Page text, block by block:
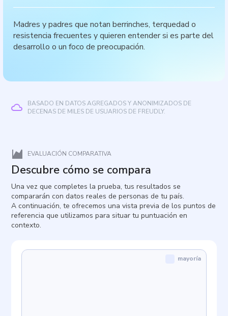
Madres y padres que notan berrinches, terquedad o
resistencia frecuentes y quieren entender si es parte del
desarrollo o un foco de preocupación.
BASADO EN DATOS AGREGADOS Y ANONIMIZADOS DE
DECENAS DE MILES DE USUARIOS DE FREUDLY.
EVALUACIÓN COMPARATIVA
Descubre cómo se compara
Una vez que completes la prueba, tus resultados se
compararán con datos reales de personas de tu país.
A continuación, te ofrecemos una vista previa de los puntos de
referencia que utilizamos para situar tu puntuación en
contexto.
mayoría